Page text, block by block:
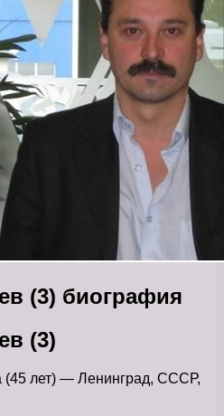
(3) биография
(3)
(45 лет) — Ленинград, СССР,